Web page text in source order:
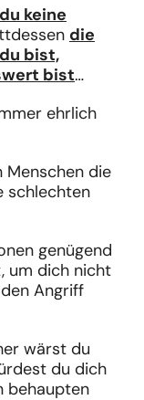
keine
die
bist,
bist…
ehrlich
Menschen die
schlechten
genügend
um dich nicht
Angriff
wärst du
du dich
behaupten